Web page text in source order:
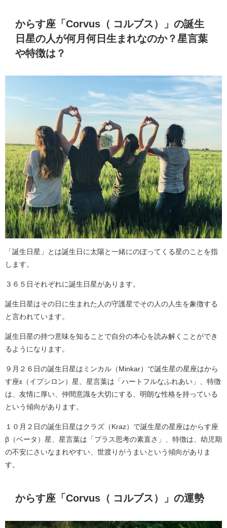
からす座「Corvus（ コルブス）」の誕生
日星の人が何月何日生まれなのか？星言葉
や特徴は？
「誕生日星」とは誕生日に太陽と一緒にのぼってくる星のことを指
します。
３６５日それぞれに誕生日星があります。
誕生日星はその日に生まれた人の守護星でその人の人生を象徴する
と言われています。
誕生日星の持つ意味を知ることで自分の本心を読み解くことができ
るようになります。
９月２６日の誕生日星はミンカル（Minkar）で誕生星の星座はから
す座ε（イプシロン）星、星言葉は「ハートフルなふれあい」、特徴
は、友情に厚い、仲間意識を大切にする、明朗な性格を持っている
という傾向があります。
１０月２日の誕生日星はクラズ（Kraz）で誕生星の星座はからす座
β（ベータ）星、星言葉は「プラス思考の素直さ」、特徴は、幼児期
の不安にさいなまれやすい、世渡りがうまいという傾向がありま
す。
からす座「Corvus（ コルブス）」の運勢